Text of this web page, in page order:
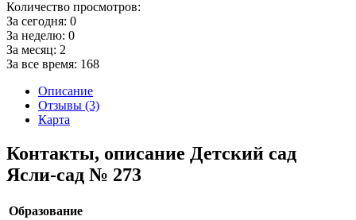
Количество просмотров:
За сегодня: 0
За неделю: 0
За месяц: 2
За все время: 168
Описание
Отзывы (3)
Карта
Контакты, описание Детский сад
Ясли-сад № 273
Образование